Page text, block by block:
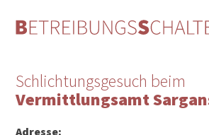
Schlichtungsgesuch beim
Vermittlungsamt
Adresse: